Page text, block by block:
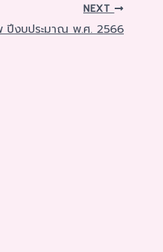
NEXT
ปีงบประมาณ พ.ศ. 2566